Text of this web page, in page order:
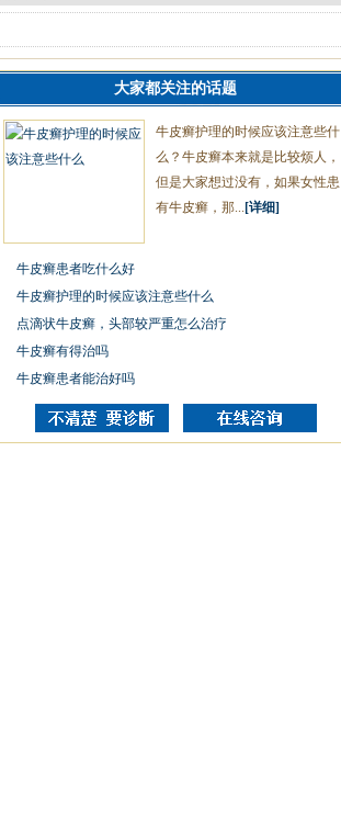
大家都关注的话题
牛皮癣护理的时候应该注意些什
么？牛皮癣本来就是比较烦人，
但是大家想过没有，如果女性患
有牛皮癣，那... [详细]
牛皮癣患者吃什么好
牛皮癣护理的时候应该注意些什么
点滴状牛皮癣，头部较严重怎么治疗
牛皮癣有得治吗
牛皮癣患者能治好吗